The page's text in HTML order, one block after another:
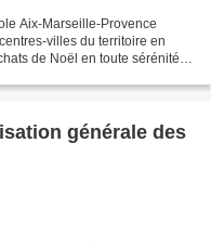
Aix-Marseille-Provence
villes du territoire en
de Noël en toute sérénité.
générale des